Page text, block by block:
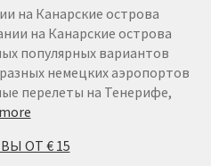
€22
на Канарские острова
на Канарские острова
популярных вариантов
немецких аэропортов
перелеты на Тенерифе,
:
ИЗ
ОТ € 15